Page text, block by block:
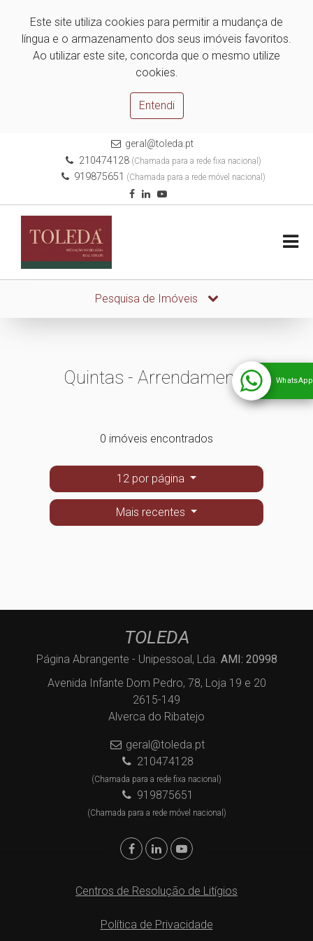
Este site utiliza cookies para permitir a mudança de
língua e o armazenamento dos seus imóveis favoritos.
Ao utilizar este site, concorda que o mesmo utilize
cookies.
Entendi
geral@toleda.pt
210474128(Chamada para a rede fixa nacional)
919875651 (Chamada para a rede móvel nacional)
Pesquisa de Imóveis
Quintas - Arrendamento
0 imóveis encontrados
12 por página
Mais recentes
TOLEDA
Página Abrangente - Unipessoal, Lda. AMI: 20998
Avenida Infante Dom Pedro, 78, Loja 19 e 20
2615-149
Alverca do Ribatejo
geral@toleda.pt
210474128
(Chamada para a rede fixa nacional)
919875651
(Chamada para a rede móvel nacional)
Centros de Resolução de Litígios
Política de Privacidade
WhatsApp